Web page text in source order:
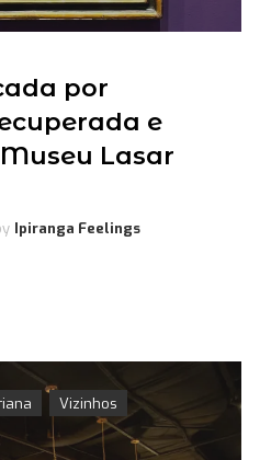
por
e
Lasar
Ipiranga Feelings
Vizinhos